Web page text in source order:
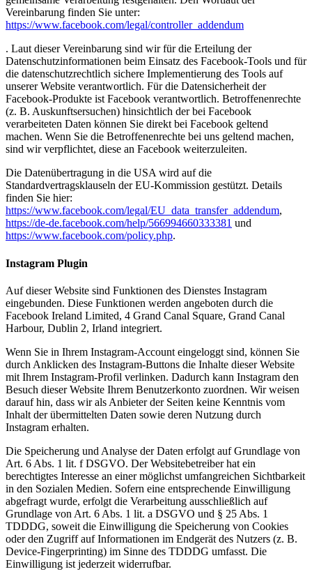
Vereinbarung finden Sie unter:
https://www.facebook.com/legal/controller_addendum
. Laut dieser Vereinbarung sind wir für die Erteilung der
Datenschutzinformationen beim Einsatz des Facebook-Tools und für
die datenschutzrechtlich sichere Implementierung des Tools auf
unserer Website verantwortlich. Für die Datensicherheit der
Facebook-Produkte ist Facebook verantwortlich. Betroffenenrechte
(z. B. Auskunftsersuchen) hinsichtlich der bei Facebook
verarbeiteten Daten können Sie direkt bei Facebook geltend
machen. Wenn Sie die Betroffenenrechte bei uns geltend machen,
sind wir verpflichtet, diese an Facebook weiterzuleiten.
Die Datenübertragung in die USA wird auf die
Standardvertragsklauseln der EU-Kommission gestützt. Details
finden Sie hier:
https://www.facebook.com/legal/EU_data_transfer_addendum,
https://de-de.facebook.com/help/566994660333381 und
https://www.facebook.com/policy.php.
Instagram Plugin
Auf dieser Website sind Funktionen des Dienstes Instagram
eingebunden. Diese Funktionen werden angeboten durch die
Facebook Ireland Limited, 4 Grand Canal Square, Grand Canal
Harbour, Dublin 2, Irland integriert.
Wenn Sie in Ihrem Instagram-Account eingeloggt sind, können Sie
durch Anklicken des Instagram-Buttons die Inhalte dieser Website
mit Ihrem Instagram-Profil verlinken. Dadurch kann Instagram den
Besuch dieser Website Ihrem Benutzerkonto zuordnen. Wir weisen
darauf hin, dass wir als Anbieter der Seiten keine Kenntnis vom
Inhalt der übermittelten Daten sowie deren Nutzung durch
Instagram erhalten.
Die Speicherung und Analyse der Daten erfolgt auf Grundlage von
Art. 6 Abs. 1 lit. f DSGVO. Der Websitebetreiber hat ein
berechtigtes Interesse an einer möglichst umfangreichen Sichtbarkeit
in den Sozialen Medien. Sofern eine entsprechende Einwilligung
abgefragt wurde, erfolgt die Verarbeitung ausschließlich auf
Grundlage von Art. 6 Abs. 1 lit. a DSGVO und § 25 Abs. 1
TDDDG, soweit die Einwilligung die Speicherung von Cookies
oder den Zugriff auf Informationen im Endgerät des Nutzers (z. B.
Device-Fingerprinting) im Sinne des TDDDG umfasst. Die
Einwilligung ist jederzeit widerrufbar.